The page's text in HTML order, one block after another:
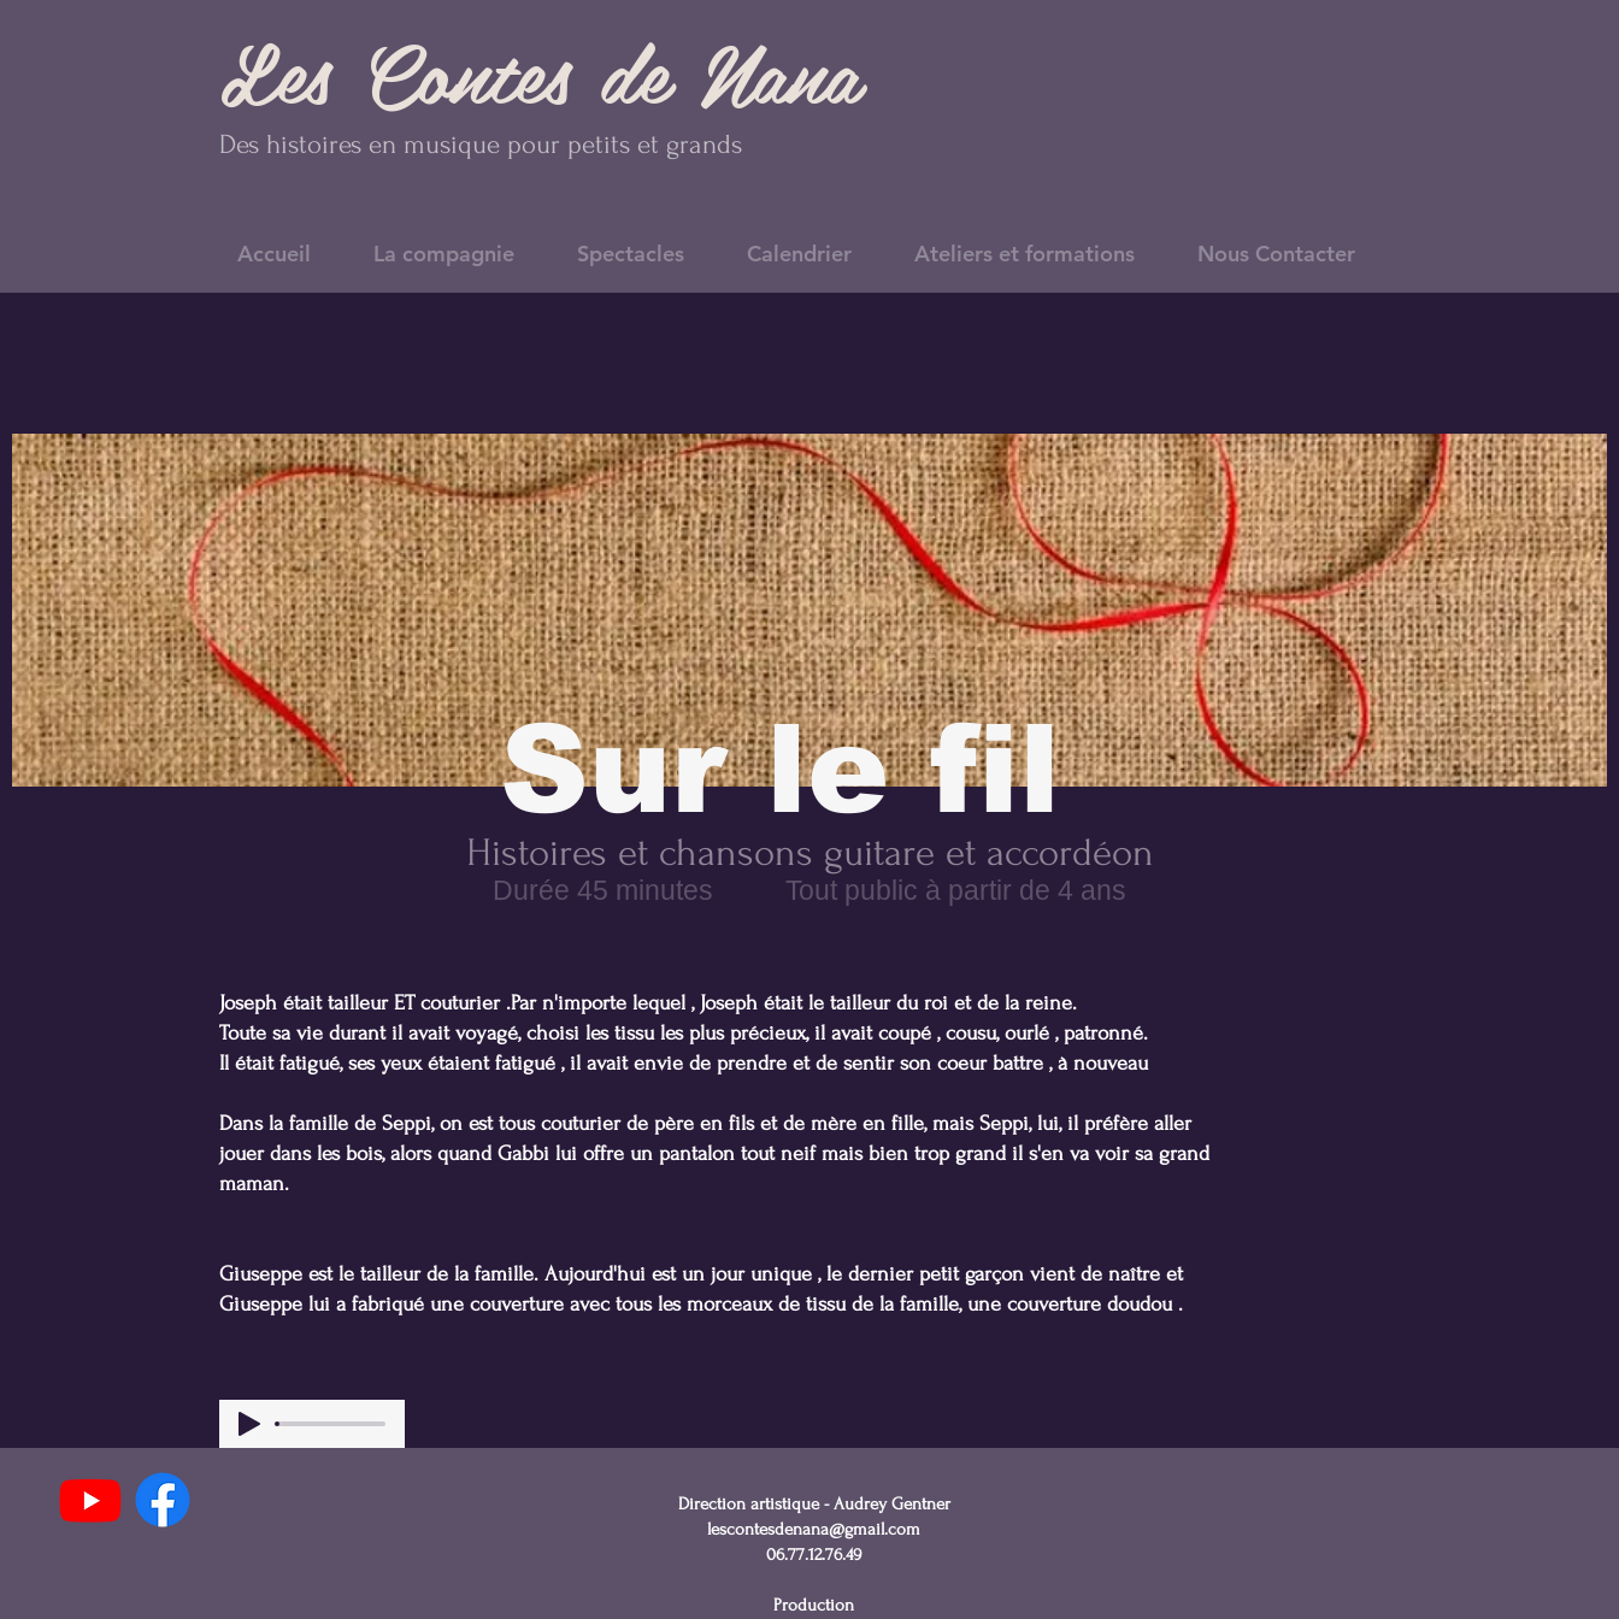
Les Contes de Nana
Des histoires en musique pour petits et grands
Accueil La compagnie Spectacles Calendrier Ateliers et formations Nous Contacter
Sur le fil
Histoires et chansons guitare et accordéon
Durée 45 minutes Tout public à partir de 4 ans
Joseph était tailleur ET couturier .Par n'importe lequel , Joseph était le tailleur du roi et de la reine.
Toute sa vie durant il avait voyagé, choisi les tissu les plus précieux, il avait coupé , cousu, ourlé , patronné.
Il était fatigué, ses yeux étaient fatigué , il avait envie de prendre et de sentir son coeur battre , à nouveau
Dans la famille de Seppi, on est tous couturier de père en fils et de mère en fille, mais Seppi, lui, il préfère aller
jouer dans les bois, alors quand Gabbi lui offre un pantalon tout neif mais bien trop grand il s'en va voir sa grand
maman.
Giuseppe est le tailleur de la famille. Aujourd'hui est un jour unique , le dernier petit garçon vient de naître et
Giuseppe lui a fabriqué une couverture avec tous les morceaux de tissu de la famille, une couverture doudou .
Direction artistique - Audrey Gentner
lescontesdenana@gmail.com
06.77.12.76.49
Production